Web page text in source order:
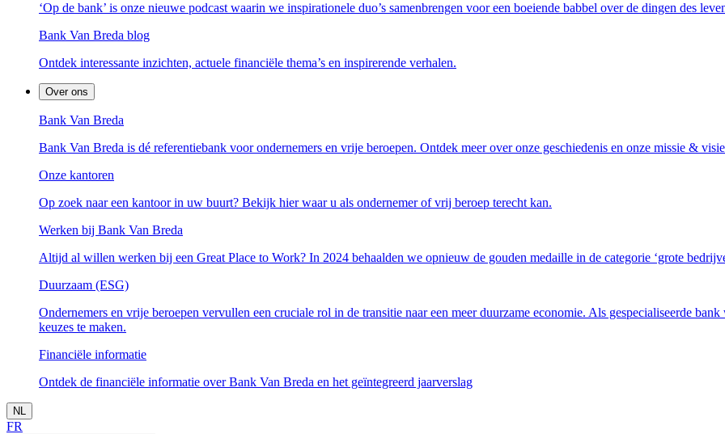
‘Op de bank’ is onze nieuwe podcast waarin we inspirationele duo’s samenbrengen voor een boeiende babbel over de dingen des
Bank Van Breda blog
Ontdek interessante inzichten, actuele financiële thema’s en inspirerende verhalen.
Over ons
Bank Van Breda
Bank Van Breda is dé referentiebank voor ondernemers en vrije beroepen. Ontdek meer over onze geschiedenis en onze missie &
Onze kantoren
Op zoek naar een kantoor in uw buurt? Bekijk hier waar u als ondernemer of vrij beroep terecht kan.
Werken bij Bank Van Breda
Altijd al willen werken bij een Great Place to Work? In 2024 behaalden we opnieuw de gouden medaille in de categorie ‘grote
Duurzaam (ESG)
Ondernemers en vrije beroepen vervullen een cruciale rol in de transitie naar een meer duurzame economie. Als gespecialiseerde
keuzes te maken.
Financiële informatie
Ontdek de financiële informatie over Bank Van Breda en het geïntegreerd jaarverslag
NL
FR